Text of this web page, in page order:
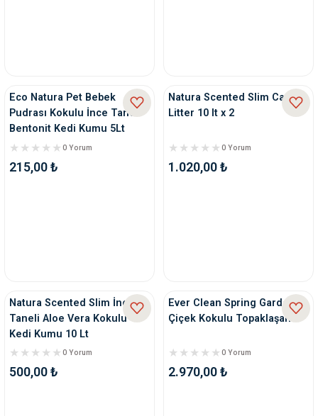
Eco Natura Pet Bebek
Pudrası Kokulu İnce Taneli
Bentonit Kedi Kumu 5Lt
0 Yorum
215,00 ₺
Natura Scented Slim Cat
Litter 10 lt x 2
0 Yorum
1.020,00 ₺
Natura Scented Slim İnce
Taneli Aloe Vera Kokulu
Kedi Kumu 10 Lt
0 Yorum
500,00 ₺
Ever Clean Spring Garden
Çiçek Kokulu Topaklaşan K
0 Yorum
2.970,00 ₺